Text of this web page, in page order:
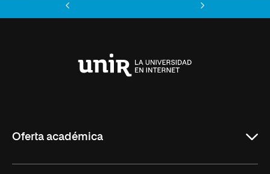
Oferta académica